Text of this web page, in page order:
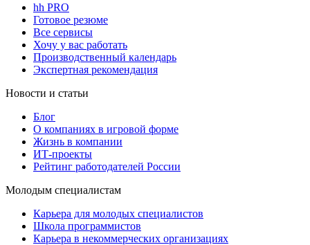
hh PRO
Готовое резюме
Все сервисы
Хочу у вас работать
Производственный календарь
Экспертная рекомендация
Новости и статьи
Блог
О компаниях в игровой форме
Жизнь в компании
ИТ-проекты
Рейтинг работодателей России
Молодым специалистам
Карьера для молодых специалистов
Школа программистов
Карьера в некоммерческих организациях